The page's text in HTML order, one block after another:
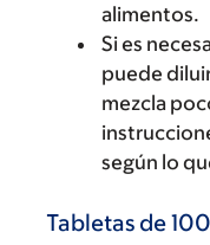
alimentos.
Si es
puede
mezcla
según lo
Tabletas de